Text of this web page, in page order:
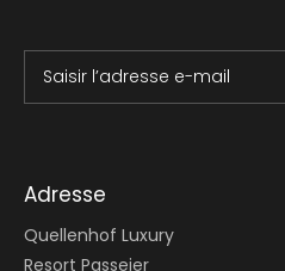
Saisir l’adresse e-mail
Adresse
Quellenhof Luxury
Resort Passeier